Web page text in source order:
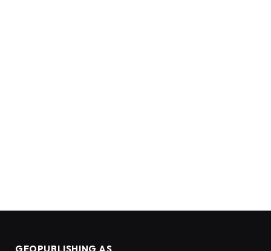
GEOPUBLISHING AS